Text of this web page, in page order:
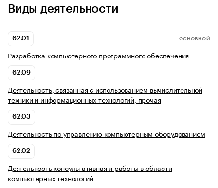
Виды деятельности
62.01 ОСНОВНОЙ
Разработка компьютерного программного обеспечения
62.09
Деятельность, связанная с использованием вычислительной
техники и информационных технологий, прочая
62.03
Деятельность по управлению компьютерным оборудованием
62.02
Деятельность консультативная и работы в области
компьютерных технологий